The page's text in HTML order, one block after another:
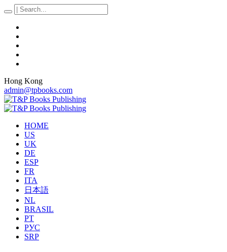
Hong Kong
admin@tpbooks.com
HOME
US
UK
DE
ESP
FR
ITA
日本語
NL
BRASIL
PT
РУС
SRP